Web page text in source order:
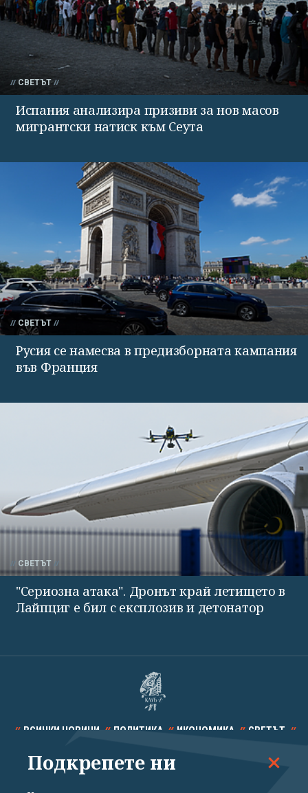
СВЕТЪТ
Испания анализира призиви за нов масов
мигрантски натиск към Сеута
СВЕТЪТ
Русия се намесва в предизборната кампания
във Франция
СВЕТЪТ
"Сериозна атака". Дронът край летището в
Лайпциг е бил с експлозив и детонатор
ВСИЧКИ НОВИНИ ПОЛИТИКА ИКОНОМИКА СВЕТЪТ
СПОРТ КУЛТУРА ТЕХНОЛОГИИ КАЛЕЙДОСКОП
Подкрепете ни